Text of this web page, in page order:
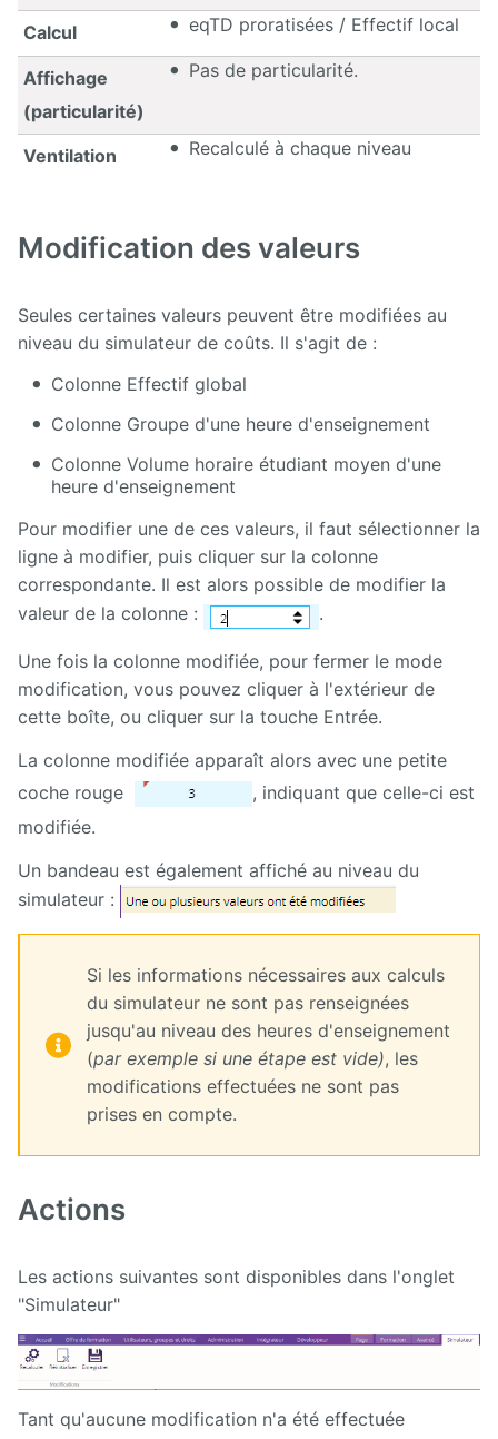
Calcul
eqTD proratisées / Effectif local
Affichage
(particularité)
Pas de particularité.
Ventilation Recalculé à chaque niveau
Modification des valeurs
Seules certaines valeurs peuvent être modifiées au
niveau du simulateur de coûts. Il s'agit de :
Colonne Effectif global
Colonne Groupe d'une heure d'enseignement
Colonne Volume horaire étudiant moyen d'une
heure d'enseignement
Pour modifier une de ces valeurs, il faut sélectionner la
ligne à modifier, puis cliquer sur la colonne
correspondante. Il est alors possible de modifier la
valeur de la colonne :
.
Une fois la colonne modifiée, pour fermer le mode
modification, vous pouvez cliquer à l'extérieur de
cette boîte, ou cliquer sur la touche Entrée.
La colonne modifiée apparaît alors avec une petite
coche rouge
, indiquant que celle-ci est
modifiée.
Un bandeau est également affiché au niveau du
simulateur :
Si les informations nécessaires aux calculs
du simulateur ne sont pas renseignées
jusqu'au niveau des heures d'enseignement
(par exemple si une étape est vide), les
modifications effectuées ne sont pas
prises en compte.
Actions
Les actions suivantes sont disponibles dans l'onglet
"Simulateur"
Tant qu'aucune modification n'a été effectuée